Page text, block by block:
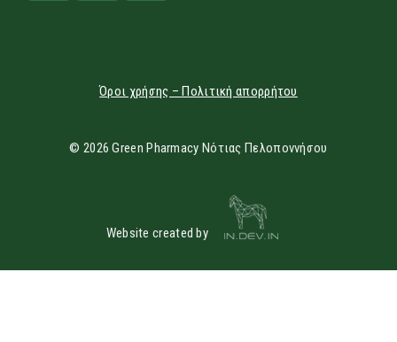
Όροι χρήσης – Πολιτική απορρήτου
© 2026 Green Pharmacy Νότιας Πελοποννήσου
Website created by